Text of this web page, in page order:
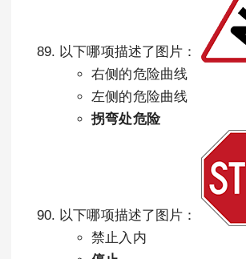
以下哪项描述了图片：
右侧的危险曲线
左侧的危险曲线
拐弯处危险
以下哪项描述了图片：
禁止入内